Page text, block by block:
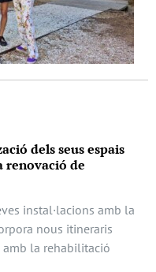
dels seus espais
renovació de
instal·lacions amb la
nous itineraris
amb la rehabilitació